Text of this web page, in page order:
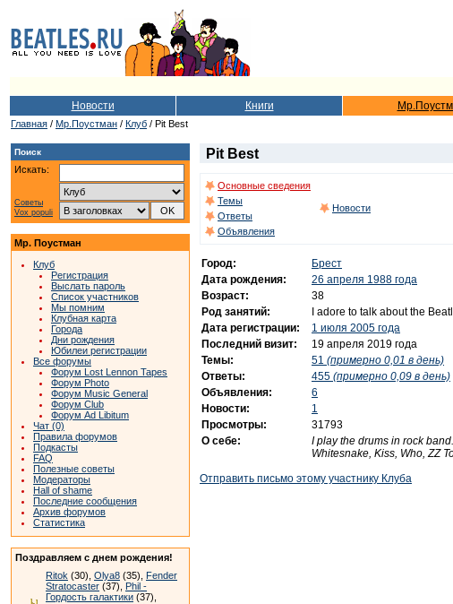
Новости Книги
Главная / Мр.Поустман / Клуб / Pit Best
Поиск
Искать:
Советы
Vox populi
Мр. Поустман
Клуб
Регистрация
Выслать пароль
Список участников
Мы помним
Клубная карта
Города
Дни рождения
Юбилеи регистрации
Все форумы
Форум Lost Lennon Tapes
Форум Photo
Форум Music General
Форум Club
Форум Ad Libitum
Чат (0)
Правила форумов
Подкасты
FAQ
Полезные советы
Модераторы
Hall of shame
Последние сообщения
Архив форумов
Статистика
Поздравляем с днем рождения!
Ritok (30), Olya8 (35), Fender
Stratocaster (37), Phil -
Гордость галактики (37),
Pit Best
Основные сведения
Темы
Ответы
Объявления
Новости
Город:
Брест
Дата рождения:
26 апреля 1988 года
Возраст:
38
Род занятий:
I adore to talk about the
Дата регистрации:
1 июля 2005 года
Последний визит:
19 апреля 2019 года
Темы:
51 (примерно 0,01 в день)
Ответы:
455 (примерно 0,09 в день)
Объявления:
6
Новости:
1
Просмотры:
31793
О себе:
I play the drums in rock
Whitesnake, Kiss, Who, ZZ
Отправить письмо этому участнику Клуба